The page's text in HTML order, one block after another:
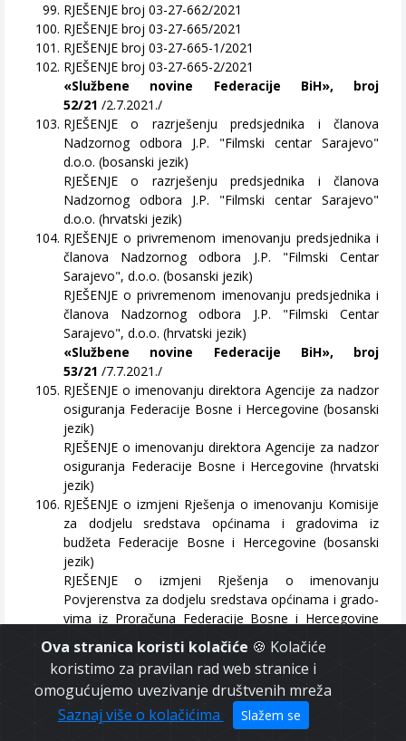
Ova stranica koristi kolačiće 🍪 Kolačiće
koristimo za pravilan rad web stranice i
omogućujemo uvezivanje društvenih mreža
Saznaj više o kolačićima
Slažem se
RJEŠENJE broj 03-27-662/2021
RJEŠENJE broj 03-27-665/2021
RJEŠENJE broj 03-27-665-1/2021
RJEŠENJE broj 03-27-665-2/2021
«Službene novine Federacije BiH», broj
52/21 /2.7.2021./
RJEŠENJE o razrješenju predsjednika i članova
Nadzornog odbora J.P. "Filmski centar Sarajevo"
d.o.o. (bosanski jezik)
RJEŠENJE o razrješenju predsjednika i članova
Nadzornog odbora J.P. "Filmski centar Sarajevo"
d.o.o. (hrvatski jezik)
RJEŠENJE o privremenom imenovanju predsjednika i
članova Nadzornog odbora J.P. "Filmski Centar
Sarajevo", d.o.o. (bosanski jezik)
RJEŠENJE o privremenom imenovanju predsjednika i
članova Nadzornog odbora J.P. "Filmski Centar
Sarajevo", d.o.o. (hrvatski jezik)
«Službene novine Federacije BiH», broj
53/21 /7.7.2021./
RJEŠENJE o imenovanju direktora Agencije za nadzor
osiguranja Federacije Bosne i Hercegovine (bosanski
jezik)
RJEŠENJE o imenovanju direktora Agencije za nadzor
osiguranja Federacije Bosne i Hercegovine (hrvatski
jezik)
RJEŠENJE o izmjeni Rješenja o imenovanju Komisije
za dodjelu sredstava općinama i gradovima iz
budžeta Federacije Bosne i Hercegovine (bosanski
jezik)
RJEŠENJE o izmjeni Rješenja o imenovanju
Povjerenstva za dodjelu sredstava općinama i grado-
vima iz Proračuna Federacije Bosne i Hercegovine
(hrvatski jezik)
«Službene novine Federacije BiH», broj
55/21/14.7.2021./
RJEŠENJE broj 03-27-545/2021
RJEŠENJE broj 03-27-545-1/2021
RJEŠENJE broj 03-27-545-2/2021